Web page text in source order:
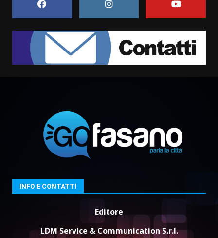
6 Agosto 2026 14:16
1
La Banda Città di Fasano apre
ufficialmente la Festa di
Savelletri
8 Agosto 2026 11:00
Santis
8 Agosto 2026 07:30
3
Politiche Giovanili e Mobilità
Sostenibile: premiati gli studenti
giusta”
“I Contestatori: Musica di
Rivoluzione”: nuovo
appuntamento con “Fasano in
INFO E CONTATTI
Editore
LDM Service & Communication S.r.l.